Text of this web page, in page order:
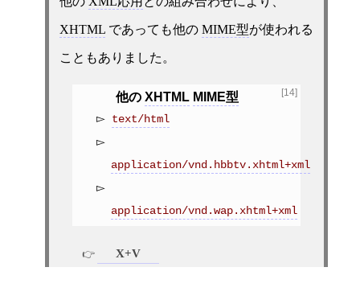
XHTMLであっても他の MIME型が使われる
こともありました。
[14]
他の XHTML MIME型
text/html
application/vnd.hbbtv.xhtml+xml
application/vnd.wap.xhtml+xml
X+V